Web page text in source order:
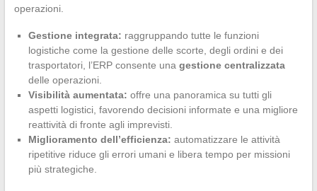
operazioni.
Gestione integrata: raggruppando tutte le funzioni
logistiche come la gestione delle scorte, degli ordini e dei
trasportatori, l’ERP consente una gestione centralizzata
delle operazioni.
Visibilità aumentata: offre una panoramica su tutti gli
aspetti logistici, favorendo decisioni informate e una migliore
reattività di fronte agli imprevisti.
Miglioramento dell’efficienza: automatizzare le attività
ripetitive riduce gli errori umani e libera tempo per missioni
più strategiche.